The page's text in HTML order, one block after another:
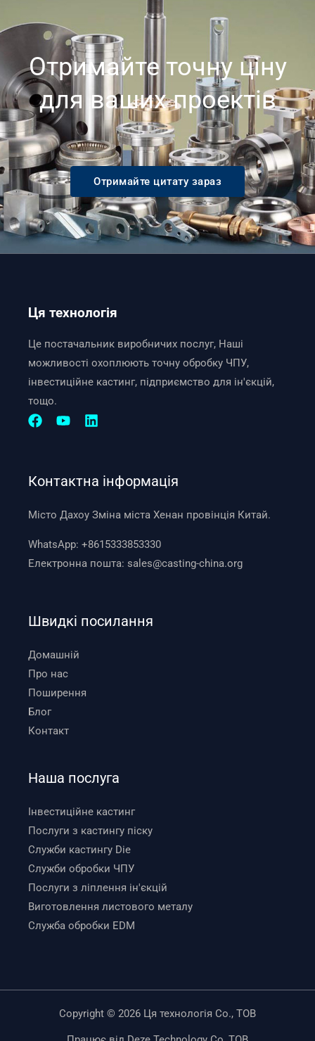
Отримайте точну ціну
для ваших проектів
Отримайте цитату зараз
Ця технологія
Це постачальник виробничих послуг, Наші
можливості охоплюють точну обробку ЧПУ,
інвестиційне кастинг, підприємство для ін'єкцій,
тощо.
Контактна інформація
Місто Дахоу Зміна міста Хенан провінція Китай.
WhatsApp:+8615333853330
Електронна пошта:sales@casting-china.org
Швидкі посилання
Домашній
Про нас
Поширення
Блог
Контакт
Наша послуга
Інвестиційне кастинг
Послуги з кастингу піску
Служби кастингу Die
Служби обробки ЧПУ
Послуги з ліплення ін'єкцій
Виготовлення листового металу
Служба обробки EDM
Copyright © 2026 Ця технологія Co., ТОВ